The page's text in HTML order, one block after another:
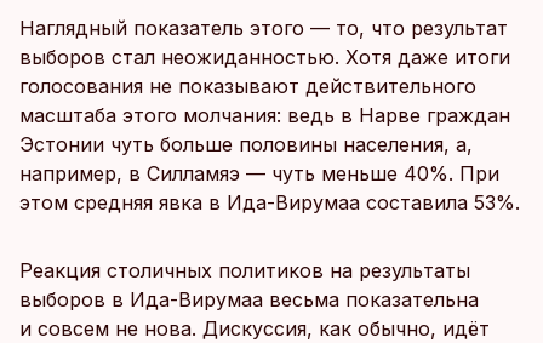
Наглядный показатель этого — то, что результат
выборов стал неожиданностью. Хотя даже итоги
голосования не показывают действительного
масштаба этого молчания: ведь в Нарве граждан
Эстонии чуть больше половины населения, а,
например, в Силламяэ — чуть меньше 40%. При
этом средняя явка в Ида-Вирумаа составила 53%.
Реакция столичных политиков на результаты
выборов в Ида-Вирумаа весьма показательна
и совсем не нова. Дискуссия, как обычно, идёт